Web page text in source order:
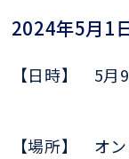
2024年5月1
【日時】 5月
【場所】 オ